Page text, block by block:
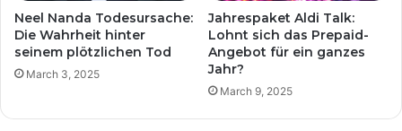
Neel Nanda Todesursache:
Die Wahrheit hinter
seinem plötzlichen Tod
March 3, 2025
Jahrespaket Aldi Talk:
Lohnt sich das Prepaid-
Angebot für ein ganzes
Jahr?
March 9, 2025